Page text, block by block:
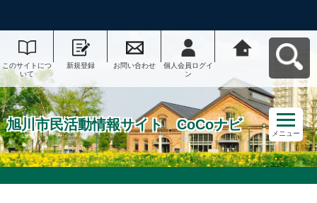
このサイトにつ
いて
新規登録 お問い合わせ
個人会員ログイ
ン
ナビへ戻る
旭川市民活動情報サイト CoCoナビ
メニュー